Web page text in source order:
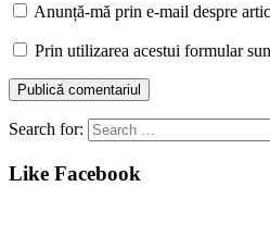
Anunță-mă prin e-mail despre
Prin utilizarea acestui formular
Search for:
Like Facebook